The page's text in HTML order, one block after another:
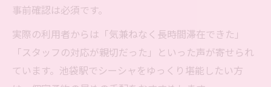
事前確認は必須です。
実際の利用者からは「気兼ねなく長時間滞在できた」
「スタッフの対応が親切だった」といった声が寄せられ
ています。池袋駅でシーシャをゆっくり堪能したい方